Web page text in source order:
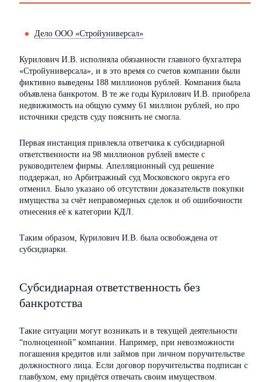
Дело ООО «Стройуниверсал»
Курилович И.В. исполняла обязанности главного бухгалтера
«Стройуниверсала», и в это время со счетов компании были
фиктивно выведены 188 миллионов рублей. Компания была
объявлена банкротом. В те же годы Курилович И.В. приобрела
недвижимость на общую сумму 61 миллион рублей, но про
источники средств суду пояснить не смогла.
Первая инстанция привлекла ответчика к субсидиарной
ответственности на 98 миллионов рублей вместе с
руководителем фирмы. Апелляционный суд решение
поддержал, но Арбитражный суд Московского округа его
отменил. Было указано об отсутствии доказательств покупки
имущества за счёт неправомерных сделок и об ошибочности
отнесения её к категории КДЛ.
Таким образом, Курилович И.В. была освобождена от
субсидиарки.
Субсидиарная ответственность без
банкротства
Такие ситуации могут возникать и в текущей деятельности
“полноценной” компании. Например, при невозможности
погашения кредитов или займов при личном поручительстве
должностного лица. Если договор поручительства подписан с
главбухом, ему придётся отвечать своим имуществом.